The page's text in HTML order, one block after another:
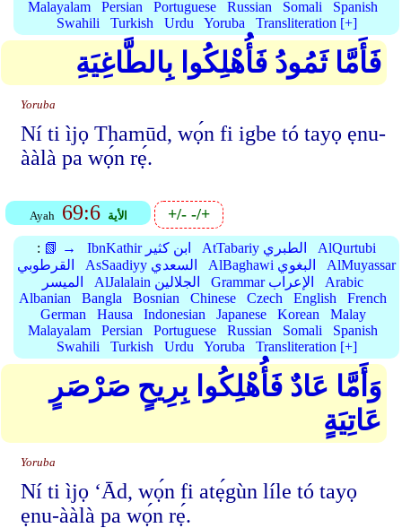
Malayalam
Persian Portuguese Russian Somali
Spanish
Swahili
Turkish Urdu Yoruba Transliteration [+]
فَأَمَّا ثَمُودُ فَأُهْلِكُوا بِالطَّاغِيَةِ
Yoruba
Ní ti ìjọ Thamūd, wọ́n fi igbe tó tayọ ẹnu-
ààlà pa wọ́n rẹ́.
Ayah 69:6 الأية +/--/+
: 📗 → IbnKathir ابن كثير AtTabariy الطبري
AlQurtubi
القرطوبي
AsSaadiyy السعدي AlBaghawi البغوي
AlMuyassar
الميسر
AlJalalain الجلالين Grammar الإعراب
Arabic
Albanian
Bangla Bosnian Chinese Czech English
French
German
Hausa Indonesian Japanese Korean
Malay
Malayalam
Persian Portuguese Russian Somali
Spanish
Swahili
Turkish Urdu Yoruba Transliteration [+]
وَأَمَّا عَادٌ فَأُهْلِكُوا بِرِيحٍ صَرْصَرٍ
عَاتِيَةٍ
Yoruba
Ní ti ìjọ ‘Ād, wọ́n fi atẹ́gùn líle tó tayọ
ẹnu-ààlà pa wọ́n rẹ́.